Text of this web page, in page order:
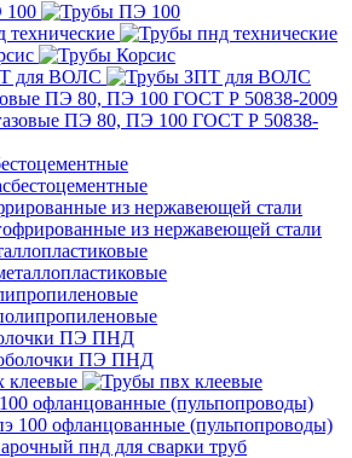
технические
для ВОЛС
ПЭ 80, ПЭ 100 ГОСТ Р 50838-2009
из нержавеющей стали
ПЭ ПНД
клеевые
офланцованные (пульпопроводы)
пнд для сварки труб